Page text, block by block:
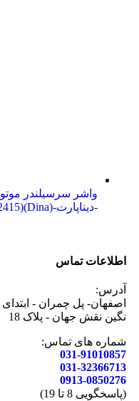
-دیناپارت-(Dina)(21202415)
اطلاعات تماس
آدرس:
اصفهان- پل چمران -
نگین نقش جهان - پلاک 18
شماره های تماس:
031-91010857
031-32366713
0913-0850276
(پاسخگویی 8 تا 19)